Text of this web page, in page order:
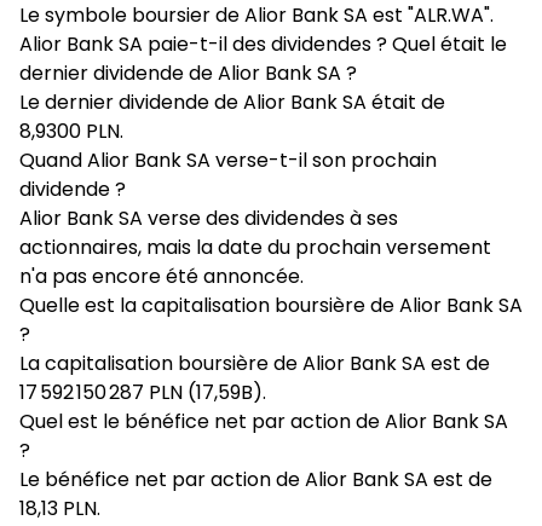
Le symbole boursier de Alior Bank SA est "ALR.WA".
Alior Bank SA paie-t-il des dividendes ? Quel était le
dernier dividende de Alior Bank SA ?
Le dernier dividende de Alior Bank SA était de
8,9300 PLN.
Quand Alior Bank SA verse-t-il son prochain
dividende ?
Alior Bank SA verse des dividendes à ses
actionnaires, mais la date du prochain versement
n'a pas encore été annoncée.
Quelle est la capitalisation boursière de Alior Bank SA
?
La capitalisation boursière de Alior Bank SA est de
17 592 150 287 PLN (17,59B).
Quel est le bénéfice net par action de Alior Bank SA
?
Le bénéfice net par action de Alior Bank SA est de
18,13 PLN.